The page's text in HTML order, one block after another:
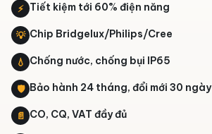
⚡ Tiết kiệm tới 60% điện năng
💡 Chip Bridgelux/Philips/Cree
💧 Chống nước, chống bụi IP65
🛡️ Bảo hành 24 tháng, đổi mới 30 ngày
📄 CO, CQ, VAT đầy đủ